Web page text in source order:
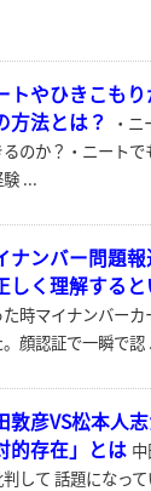
トやひきこも
方法とは？ ・
のか？・ニートで
...
ナンバー問題
しく理解する
時マイナンバー
。顔認証で一瞬で認
敦彦VS松本人
的存在」とは
して 話題になっ